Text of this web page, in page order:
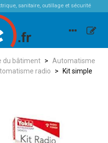
sanitaire, outillage et sécurité
du bâtiment >
Automatisme
radio >
Kit simple